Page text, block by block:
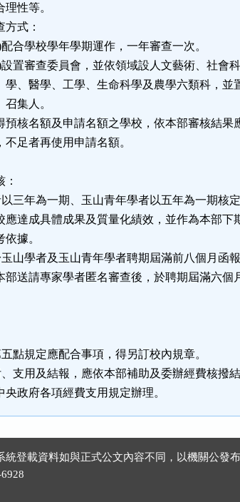
等。
：
年學期運作，一年審查一次。
員會，並依領域設人文藝術、社會科
學、生命科學及農學六類科，並置
。
額及申請名額之學校，依本部審核結果
足者再使用申請名額。
年為一期、玉山青年學者以五年為一期核
具體成果及質量化績效，並作為本部下
。
學者及玉山青年學者聘期屆滿前八個月函
專家學者匿名審查後，於聘期屆滿六個
規定應配合事項，得另訂校內規章。
用及結報，應依本部補助及委辦經費核撥
各項經費支用規定辦理。
登載資料如與正式公文內容不同，以機關公發布